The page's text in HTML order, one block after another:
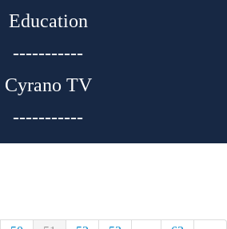
Education
-----------
Cyrano TV
-----------